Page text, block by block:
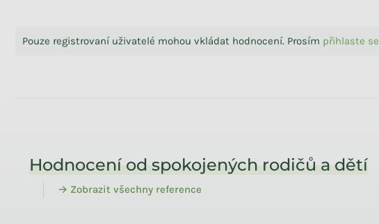
Pouze registrovaní uživatelé mohou vkládat hodnocení. Prosím přihlaste se
Hodnocení od spokojených rodičů a dětí
→ Zobrazit všechny reference